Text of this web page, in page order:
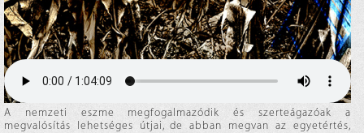
A nemzeti eszme megfogalmazódik és szerteágazóak a
megvalósítás lehetséges útjai, de abban megvan az egyetértés,